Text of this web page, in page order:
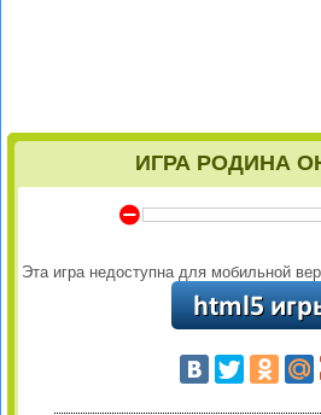
ИГРА РОДИНА
Y
Эта игра недоступна для мобильной